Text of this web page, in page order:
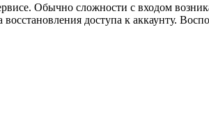
Обычно сложности с входом
доступа к аккаунту.